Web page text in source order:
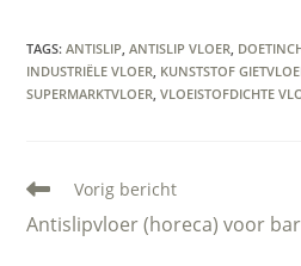
TAGS:ANTISLIP, ANTISLIP VLOER,
INDUSTRIËLE VLOER, KUNSTSTOF
SUPERMARKTVLOER, VLOEISTOFDICHTE
Lees
artikelen
Vorig bericht
Antislipvloer (horeca) voor